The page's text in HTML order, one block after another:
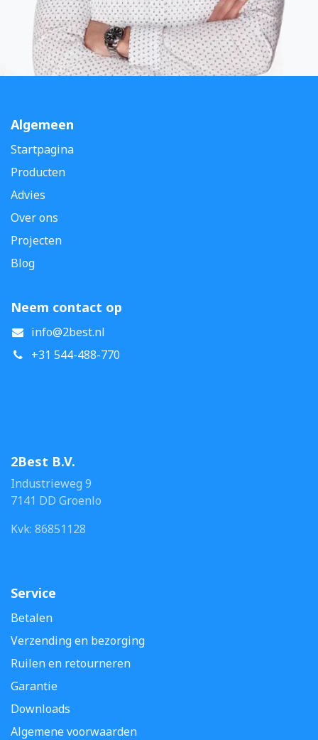
Algemeen
Startpagina
Producten
Advies
Over ons
Projecten
Blog
Neem contact op
info@2best.nl
+31 544-488-770
2Best B.V.
Industrieweg 9
7141 DD Groenlo
Kvk: 86851128
Service
Betalen
Verzending en bezorging
Ruilen en retourneren
Garantie
Downloads
Algemene voorwaarden